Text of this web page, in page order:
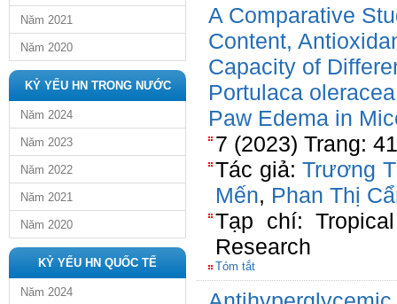
Năm 2021
Năm 2020
KỶ YẾU HN TRONG NƯỚC
Năm 2024
Năm 2023
Năm 2022
Năm 2021
Năm 2020
KỶ YẾU HN QUỐC TẾ
Năm 2024
A Comparative
Content,
Capacity of
Portulaca
Paw Edema in
7 (2023) Trang:
Tác giả:Trương
Mến, Phan Thị
Tạp chí:
Research
Tóm tắt